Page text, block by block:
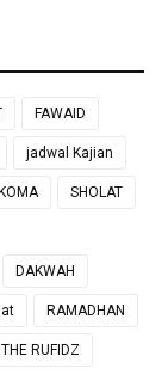
FAWAID
jadwal Kajian
SHOLAT
DAKWAH
RAMADHAN
RUFIDZ